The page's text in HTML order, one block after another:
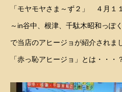
「モヤモヤさま～ず２」 ４月１
～in谷中、根津、千駄木昭和っぽ
で当店のアヒージョが紹介されま
「赤っ恥アヒージョ」とは・・・